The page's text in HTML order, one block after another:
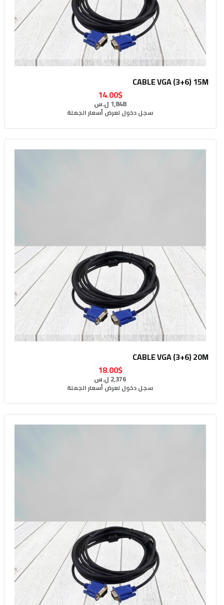
CABLE VGA (3+6) 15M
14.00$
1,848 ل.س
سجل دخول لعرض أسعار الجملة
CABLE VGA (3+6) 20M
18.00$
2,376 ل.س
سجل دخول لعرض أسعار الجملة